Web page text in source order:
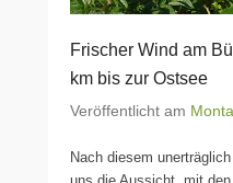
Frischer Wind am
km bis zur Ostsee
Veröffentlicht am
Nach diesem